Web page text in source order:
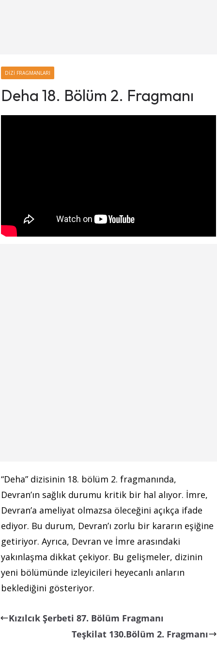
DIZI FRAGMANLARI
Deha 18. Bölüm 2. Fragmanı
“Deha” dizisinin 18. bölüm 2. fragmanında,
Devran’ın sağlık durumu kritik bir hal alıyor. İmre,
Devran’a ameliyat olmazsa öleceğini açıkça ifade
ediyor. Bu durum, Devran’ı zorlu bir kararın eşiğine
getiriyor. Ayrıca, Devran ve İmre arasındaki
yakınlaşma dikkat çekiyor. Bu gelişmeler, dizinin
yeni bölümünde izleyicileri heyecanlı anların
beklediğini gösteriyor.
Kızılcık Şerbeti 87. Bölüm Fragmanı
Teşkilat 130.Bölüm 2. Fragmanı